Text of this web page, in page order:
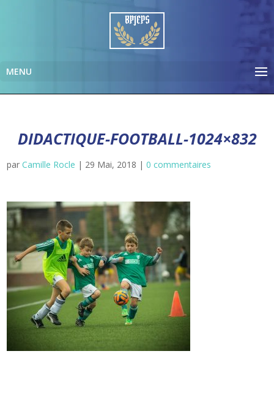
DIDACTIQUE-FOOTBALL-1024×832
parCamille Rocle | 29 Mai, 2018 |0 commentaires